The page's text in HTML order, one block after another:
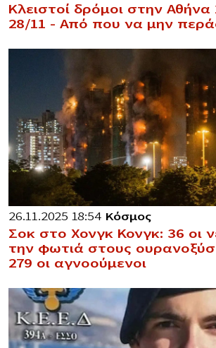
Κλειστοί δρόμοι στην Αθήνα
28/11 – Από που να μην
26.11.2025 18:54 Κόσμος
Σοκ στο Χονγκ Κονγκ: 36 οι
την φωτιά στους
279 οι αγνοούμενοι